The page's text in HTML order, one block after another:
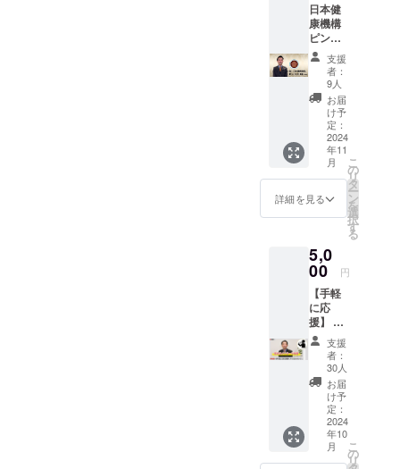
日本健
康機構
ピン
バッジ
1個 平
バッジ
は、バ
タフラ
イク
ラッチ
での作
成 大き
さは、
直径約
15㎜ ※
イメー
ジで
す。
支援
者：
9人
お届
け予
定：
2024
年11
月
詳細を見る
こ
の
リ
タ
ー
ン
を
選
択
す
る
5,0
00 円
【手軽
に応
援】 ・
動画付
き感謝
のメッ
セージ
坂戸
先生よ
りお礼
の動画
と、
メール
支援
者：
30人
お届
け予
定：
2024
年10
月
こ
の
リ